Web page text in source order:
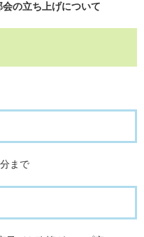
の立ち上げについて​​
まで